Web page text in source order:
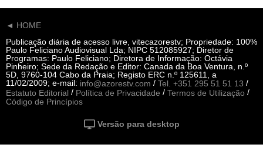
◄ HOME
Publicação diária de acesso livre, vitecazorestv; Propriedade: 100%
Paulo Feliciano Audiovisual Lda; NIPC 512085927; Diretor de
Programas: Paulo Feliciano; Diretora de Informação: Octávia
Pinheiro; Sede da Redação e Editor: Canada da Boa Ventura, n.º
5D, 9760-104 Cabo da Praia; Registo ERC n.º 125611, a
11/02/2009; e-mail: info@azorestv.com / Tel. +351 295 51 51 13 /
Estatuto Editorial / Política de Privacidade / Termos de Utilização /
Código de Princípios
Versão para desktop